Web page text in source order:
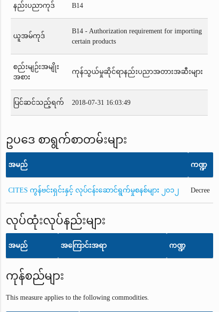
နည်းပညာကုဒ် B14
ယူအမ်ကုဒ်
B14 - Authorization requirement for importing
certain products
စည်းမျဉ်းအမျိုး
အစား
ကုန်သွယ်မှုဆိုင်ရာနည်းပညာအတားအဆီးများ
ပြင်ဆင်သည့်ရက် 2018-07-31 16:03:49
ဥပဒေ စာရွက်စာတမ်းများ
အမည် ကဏ္ဍ
CITES ကွန်ဗင်းရှင်းနှင့် လုပ်ငန်းဆောင်ရွက်မှုစနစ်များ ၂၀၁၂ Decree
လုပ်ထုံးလုပ်နည်းများ
အမည် အကြောင်းအရာ ကဏ္ဍ
ကုန်စည်များ
This measure applies to the following commodities.